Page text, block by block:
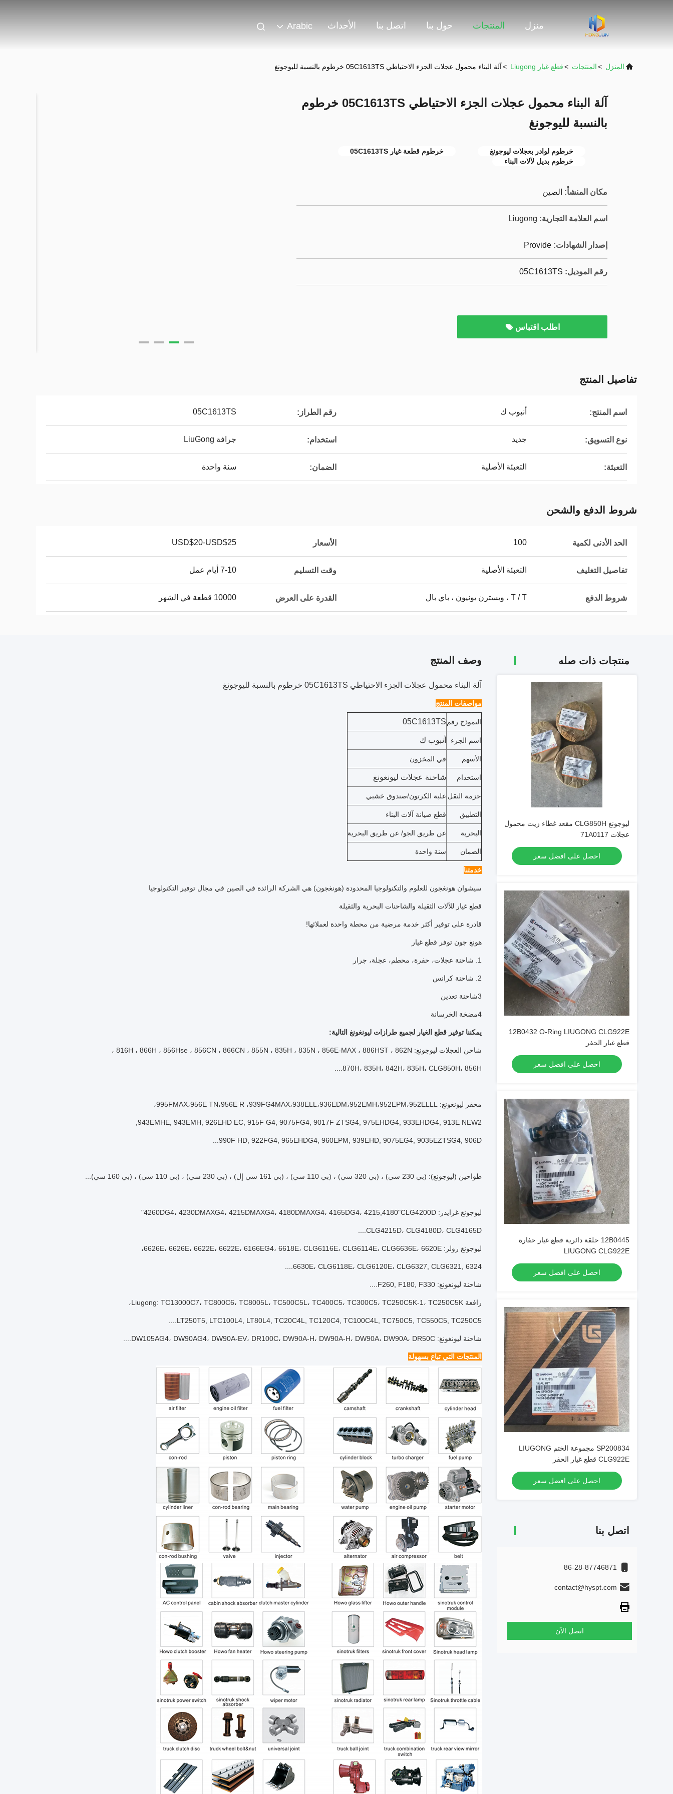
منزل المنتجات حول بنا اتصل بنا الأحداث Arabic
المنزل >المنتجات >قطع غيار Liugong >آلة البناء محمول عجلات الجزء الاحتياطي 05C1613TS خرطوم بالنسبة لليوجونغ
آلة البناء محمول عجلات الجزء الاحتياطي 05C1613TS خرطوم
بالنسبة لليوجونغ
خرطوم لوادر بعجلات ليوجونغ
خرطوم قطعة غيار 05C1613TS
خرطوم بديل لآلات البناء
مكان المنشأ: الصين
اسم العلامة التجارية: Liugong
إصدار الشهادات: Provide
رقم الموديل: 05C1613TS
اطلب اقتباس
تفاصيل المنتج
اسم المنتج: أنبوب ك رقم الطراز: 05C1613TS
نوع التسويق: جديد استخدام: جرافة LiuGong
التعبئة: التعبئة الأصلية الضمان: سنة واحدة
شروط الدفع والشحن
الحد الأدنى لكمية 100 الأسعار USD$20-USD$25
تفاصيل التغليف التعبئة الأصلية وقت التسليم 7-10 أيام عمل
شروط الدفع T / T ، ويسترن يونيون ، باي بال القدرة على العرض 10000 قطعة في الشهر
منتجات ذات صله
ليوجونغ CLG850H مقعد غطاء زيت محمول
عجلات 71A0117
احصل على افضل سعر
12B0432 O-Ring LIUGONG CLG922E
قطع غيار الحفر
احصل على افضل سعر
12B0445 حلقة دائرية قطع غيار حفارة
LIUGONG CLG922E
احصل على افضل سعر
SP200834 مجموعة الختم LIUGONG
CLG922E قطع غيار الحفر
احصل على افضل سعر
اتصل بنا
86-28-87746871
contact@hyspt.com
اتصل الآن
وصف المنتج
آلة البناء محمول عجلات الجزء الاحتياطي 05C1613TS خرطوم بالنسبة لليوجونغ
مواصفات المنتج
النموذج رقم 05C1613TS
اسم الجزء أنبوب ك
الأسهم في المخزون
استخدام شاحنة عجلات ليونغونغ
حزمة النقل علبة الكرتون/صندوق خشبي
التطبيق قطع صيانة آلات البناء
البحرية عن طريق الجو/ عن طريق البحرية
الضمان سنة واحدة
خدمتنا
سيشوان هونغجون للعلوم والتكنولوجيا المحدودة (هونغجون) هي الشركة الرائدة في الصين في مجال توفير التكنولوجيا
قطع غيار للآلات الثقيلة والشاحنات البحرية والثقيلة
قادرة على توفير أكثر خدمة مرضية من محطة واحدة لعملائها!
هونغ جون توفر قطع غيار
1. شاحنة عجلات، حفرة، محطم، عجلة، جرار
2. شاحنة كرانس
3شاحنة تعدين
4مضخة الخرسانة
يمكننا توفير قطع الغيار لجميع طرازات ليونغونغ التالية:
شاحن العجلات ليوجونغ: 816H ، 866H ، 856Hse ، 856CN ، 866CN ، 855N ، 835H ، 835N ، 856E-MAX ، 886HST ، 862N ،
870H، 835H، 842H، 835H، CLG850H، 856H....
محفر ليونغونغ: 995FMAX،956E TN،956E R ،939FG4MAX،938ELL،936EDM،952EMH،952EPM،952ELLL،
943EMHE, 943EMH, 926EHD EC, 915F G4, 9075FG4, 9017F ZTSG4, 975EHDG4, 933EHDG4, 913E NEW2,
990F HD, 922FG4, 965EHDG4, 960EPM, 939EHD, 9075EG4, 9035EZTSG4, 906D...
طواحين (ليوجونغ): (بي 230 سي) ، (بي 320 سي) ، (بي 110 سي) ، (بي 161 سي إل) ، (بي 230 سي) ، (بي 110 سي) ، (بي 160 سي)...
ليوجونغ غرايدر: 4260DG4، 4230DMAXG4، 4215DMAXG4، 4180DMAXG4، 4165DG4، 4215,4180"CLG4200D"
CLG4215D، CLG4180D، CLG4165D....
ليوجونغ رولر: 6626E، 6626E، 6622E، 6622E، 6166EG4، 6618E، CLG6116E، CLG6114E، CLG6636E، 6620E،
6630E، CLG6118E، CLG6120E، CLG6327, CLG6321, 6324....
شاحنة ليونغونغ: F260, F180, F330....
رافعة Liugong: TC13000C7، TC800C6، TC8005L، TC500C5L، TC400C5، TC300C5، TC250C5K-1، TC250C5K،
LT250T5, LTC100L4, LT80L4, TC20C4L, TC120C4, TC100C4L, TC750C5, TC550C5, TC250C5....
شاحنة ليونغونغ: DW105AG4، DW90AG4، DW90A-EV، DR100C، DW90A-H، DW90A-H، DW90A، DW90A، DR50C....
المنتجات التي تباع بسهولة